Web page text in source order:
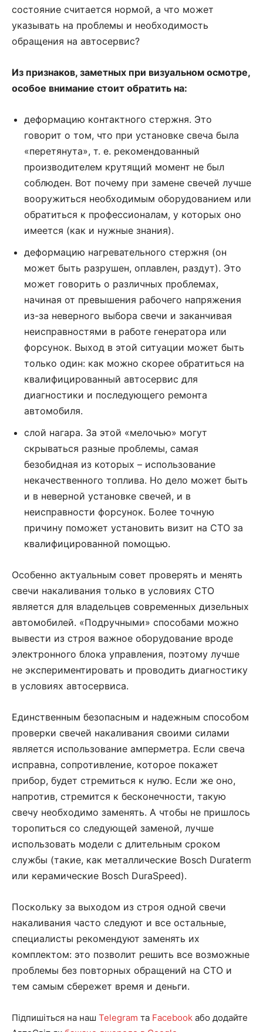
состояние считается нормой, а что может
указывать на проблемы и необходимость
обращения на автосервис?
Из признаков, заметных при визуальном осмотре,
особое внимание стоит обратить на:
деформацию контактного стержня. Это
говорит о том, что при установке свеча была
«перетянута», т. е. рекомендованный
производителем крутящий момент не был
соблюден. Вот почему при замене свечей лучше
вооружиться необходимым оборудованием или
обратиться к профессионалам, у которых оно
имеется (как и нужные знания).
деформацию нагревательного стержня (он
может быть разрушен, оплавлен, раздут). Это
может говорить о различных проблемах,
начиная от превышения рабочего напряжения
из-за неверного выбора свечи и заканчивая
неисправностями в работе генератора или
форсунок. Выход в этой ситуации может быть
только один: как можно скорее обратиться на
квалифицированный автосервис для
диагностики и последующего ремонта
автомобиля.
слой нагара. За этой «мелочью» могут
скрываться разные проблемы, самая
безобидная из которых – использование
некачественного топлива. Но дело может быть
и в неверной установке свечей, и в
неисправности форсунок. Более точную
причину поможет установить визит на СТО за
квалифицированной помощью.
Особенно актуальным совет проверять и менять
свечи накаливания только в условиях СТО
является для владельцев современных дизельных
автомобилей. «Подручными» способами можно
вывести из строя важное оборудование вроде
электронного блока управления, поэтому лучше
не экспериментировать и проводить диагностику
в условиях автосервиса.
Единственным безопасным и надежным способом
проверки свечей накаливания своими силами
является использование амперметра. Если свеча
исправна, сопротивление, которое покажет
прибор, будет стремиться к нулю. Если же оно,
напротив, стремится к бесконечности, такую
свечу необходимо заменять. А чтобы не пришлось
торопиться со следующей заменой, лучше
использовать модели с длительным сроком
службы (такие, как металлические Bosch Duraterm
или керамические Bosch DuraSpeed).
Поскольку за выходом из строя одной свечи
накаливания часто следуют и все остальные,
специалисты рекомендуют заменять их
комплектом: это позволит решить все возможные
проблемы без повторных обращений на СТО и
тем самым сбережет время и деньги.
Підпишіться на наш Telegram та Facebook або додайте